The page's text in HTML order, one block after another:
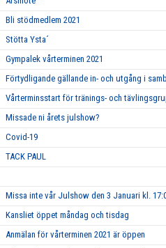
Bli stödmedlem 2021
Stötta Ysta´
Gympalek vårterminen 2021
Förtydligande gällande in- och utgång i
Vårterminsstart för tränings- och
Missade ni årets julshow?
Covid-19
TACK PAUL
Missa inte vår Julshow den 3 Januari kl.
Kansliet öppet måndag och tisdag
Anmälan för vårterminen 2021 är öppen